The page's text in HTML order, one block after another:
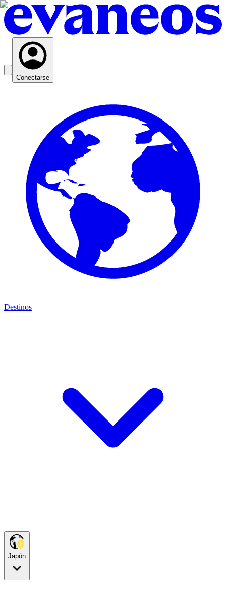
Conectarse
Destinos
Japón